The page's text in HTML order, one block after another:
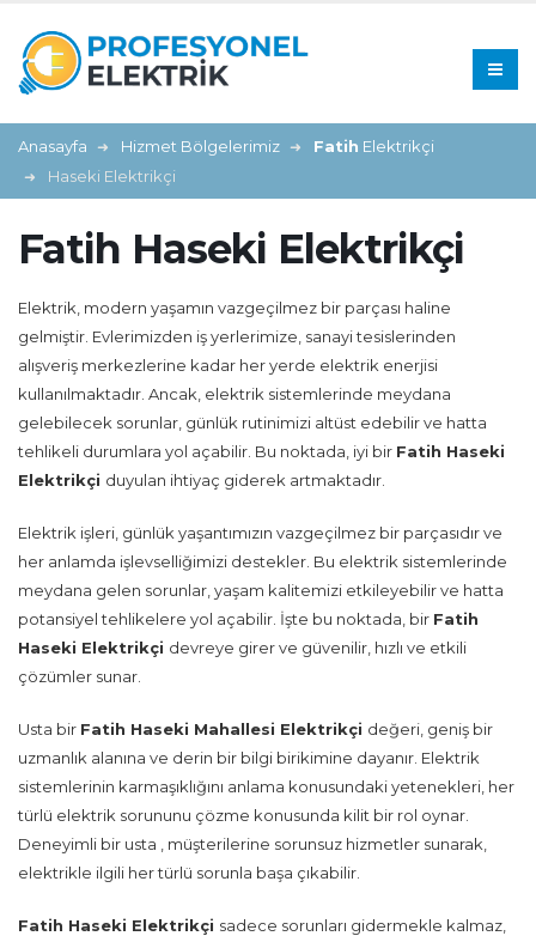
Anasayfa Hizmet Bölgelerimiz Fatih Elektrikçi
Haseki Elektrikçi
Fatih Haseki Elektrikçi
Elektrik, modern yaşamın vazgeçilmez bir parçası haline
gelmiştir. Evlerimizden iş yerlerimize, sanayi tesislerinden
alışveriş merkezlerine kadar her yerde elektrik enerjisi
kullanılmaktadır. Ancak, elektrik sistemlerinde meydana
gelebilecek sorunlar, günlük rutinimizi altüst edebilir ve hatta
tehlikeli durumlara yol açabilir. Bu noktada, iyi bir Fatih Haseki
Elektrikçi duyulan ihtiyaç giderek artmaktadır.
Elektrik işleri, günlük yaşantımızın vazgeçilmez bir parçasıdır ve
her anlamda işlevselliğimizi destekler. Bu elektrik sistemlerinde
meydana gelen sorunlar, yaşam kalitemizi etkileyebilir ve hatta
potansiyel tehlikelere yol açabilir. İşte bu noktada, bir Fatih
Haseki Elektrikçi devreye girer ve güvenilir, hızlı ve etkili
çözümler sunar.
Usta bir Fatih Haseki Mahallesi Elektrikçi değeri, geniş bir
uzmanlık alanına ve derin bir bilgi birikimine dayanır. Elektrik
sistemlerinin karmaşıklığını anlama konusundaki yetenekleri, her
türlü elektrik sorununu çözme konusunda kilit bir rol oynar.
Deneyimli bir usta , müşterilerine sorunsuz hizmetler sunarak,
elektrikle ilgili her türlü sorunla başa çıkabilir.
Fatih Haseki Elektrikçi sadece sorunları gidermekle kalmaz,